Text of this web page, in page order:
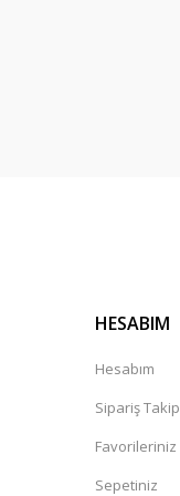
HESABIM
Hesabım
Sipariş Takip
Favorileriniz
Sepetiniz